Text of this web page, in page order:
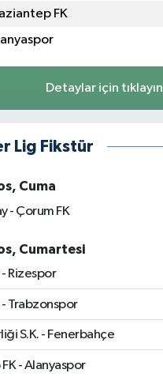
FK
Detaylar için tıklayın
Lig Fikstür
Cuma
- Çorum FK
Cumartesi
Rizespor
- Trabzonspor
S.K. - Fenerbahçe
- Alanyaspor